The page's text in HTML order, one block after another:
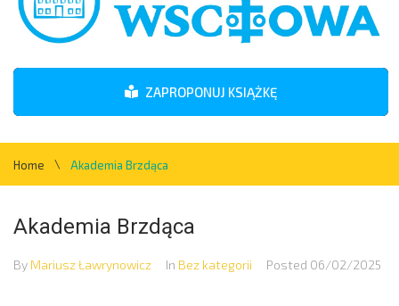
O nas
Wydarzenia
Kontakt
ZAPROPONUJ KSIĄŻKĘ
Home \ Akademia Brzdąca
Akademia Brzdąca
By Mariusz Ławrynowicz In Bez kategorii Posted 06/02/2025